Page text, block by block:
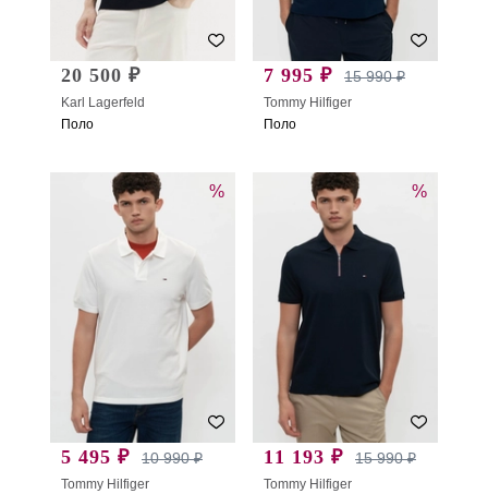
20 500 ₽
Karl Lagerfeld
Поло
7 995 ₽ 15 990 ₽
Tommy Hilfiger
Поло
%
5 495 ₽ 10 990 ₽
Tommy Hilfiger
%
11 193 ₽ 15 990 ₽
Tommy Hilfiger